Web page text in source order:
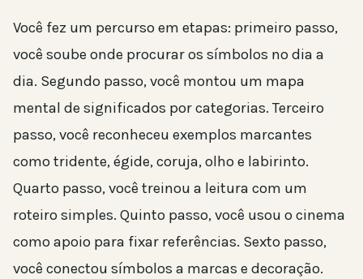
Você fez um percurso em etapas: primeiro passo,
você soube onde procurar os símbolos no dia a
dia. Segundo passo, você montou um mapa
mental de significados por categorias. Terceiro
passo, você reconheceu exemplos marcantes
como tridente, égide, coruja, olho e labirinto.
Quarto passo, você treinou a leitura com um
roteiro simples. Quinto passo, você usou o cinema
como apoio para fixar referências. Sexto passo,
você conectou símbolos a marcas e decoração.